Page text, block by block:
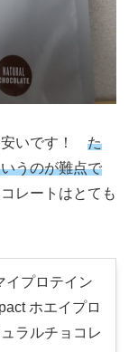
安いです！ た
うのが難点で
レートはとても
イプロテイン
ホエイプロ
ラルチョコレ